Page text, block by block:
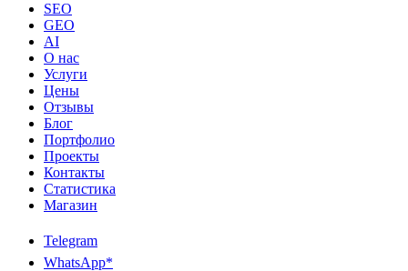
SEO
GEO
AI
О нас
Услуги
Цены
Отзывы
Блог
Портфолио
Проекты
Контакты
Статистика
Магазин
Telegram
WhatsApp*